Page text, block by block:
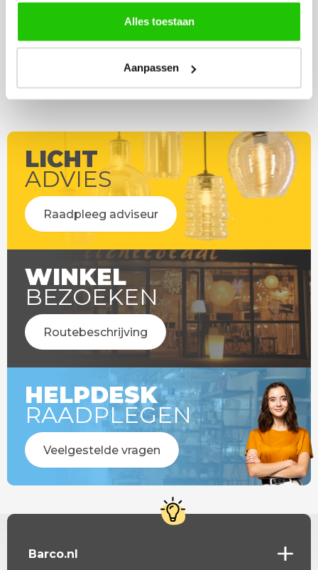
Alles toestaan
Aanpassen
LICHT
ADVIES
Raadpleeg adviseur
WINKEL
BEZOEKEN
Routebeschrijving
HELPDESK
RAADPLEGEN
Veelgestelde vragen
Barco.nl